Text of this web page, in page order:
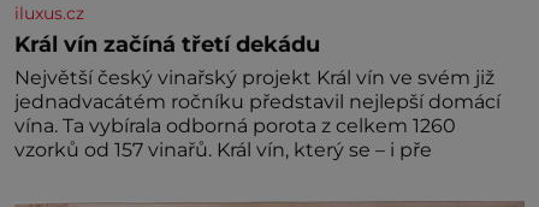
iluxus.cz
Král vín začíná třetí dekádu
Největší český vinařský projekt Král vín ve svém již
jednadvacátém ročníku představil nejlepší domácí
vína. Ta vybírala odborná porota z celkem 1260
vzorků od 157 vinařů. Král vín, který se – i pře